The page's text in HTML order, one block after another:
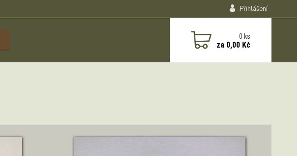
Přihlášení
0ks
za 0,00 Kč